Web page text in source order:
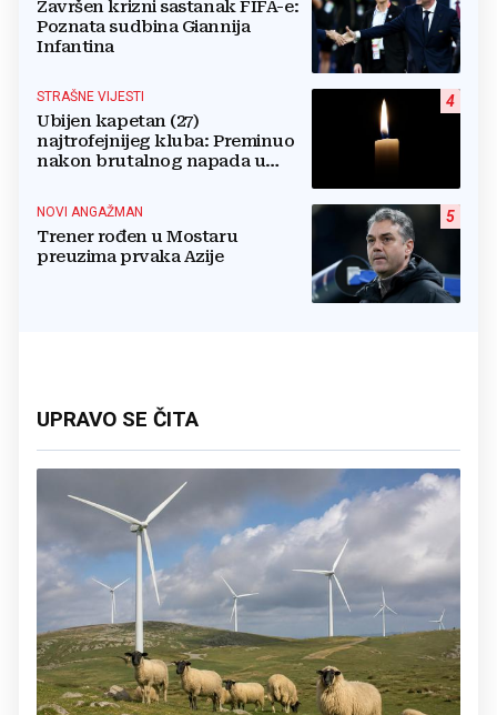
Završen krizni sastanak FIFA-e:
Poznata sudbina Giannija
Infantina
4
STRAŠNE VIJESTI
Ubijen kapetan (27)
najtrofejnijeg kluba: Preminuo
nakon brutalnog napada u
5
NOVI ANGAŽMAN
Trener rođen u Mostaru
preuzima prvaka Azije
UPRAVO SE ČITA